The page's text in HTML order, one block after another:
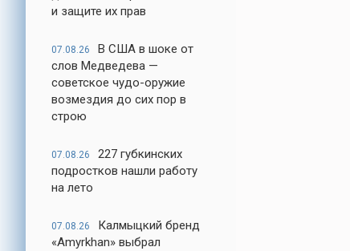
и защите их прав
07.08.26
В США в шоке от
слов Медведева —
советское чудо-оружие
возмездия до сих пор в
строю
07.08.26
227 губкинских
подростков нашли работу
на лето
07.08.26
Калмыцкий бренд
«Amyrkhan» выбрал